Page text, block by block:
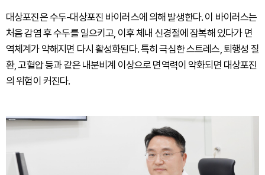
대상포진은 수두-대상포진 바이러스에 의해 발생한다. 이 바이러스는
처음 감염 후 수두를 일으키고, 이후 체내 신경절에 잠복해 있다가 면
역체계가 약해지면 다시 활성화된다. 특히 극심한 스트레스, 퇴행성 질
환, 고혈압 등과 같은 내분비계 이상으로 면역력이 약화되면 대상포진
의 위험이 커진다.